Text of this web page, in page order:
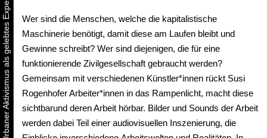
Wer sind die Menschen, welche die kapitalistische
Maschinerie benötigt, damit diese am Laufen bleibt und
Gewinne schreibt? Wer sind diejenigen, die für eine
funktionierende Zivilgesellschaft gebraucht werden?
Gemeinsam mit verschiedenen Künstler*innen rückt Susi
Rogenhofer Arbeiter*innen in das Rampenlicht, macht diese
sichtbarund deren Arbeit hörbar. Bilder und Sounds der Arbeit
werden dabei Teil einer audiovisuellen Inszenierung, die